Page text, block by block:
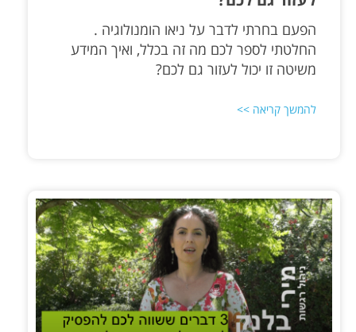
הפעם בחרתי לדבר על ניאו הומנולוגיה .
החלטתי לספר לכם מה זה בכלל, ואיך המידע
משיטה זו יכול לעזור גם לכם?
להמשך קריאה >>